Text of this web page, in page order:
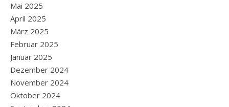
Mai 2025
April 2025
März 2025
Februar 2025
Januar 2025
Dezember 2024
November 2024
Oktober 2024